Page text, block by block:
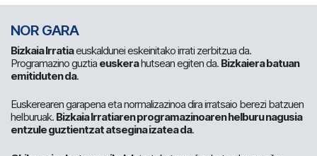
NOR GARA
Bizkaia Irratiaeuskaldunei eskeinitako irrati zerbitzua da.
Programazino guztia euskerahutsean egiten da. Bizkaiera batuan
emitiduten da.
Euskerearen garapena eta normalizazinoa dira irratsaio berezi batzuen
helburuak. Bizkaia Irratiaren programazinoaren helburu nagusia
entzule guztientzat atsegina izatea da.